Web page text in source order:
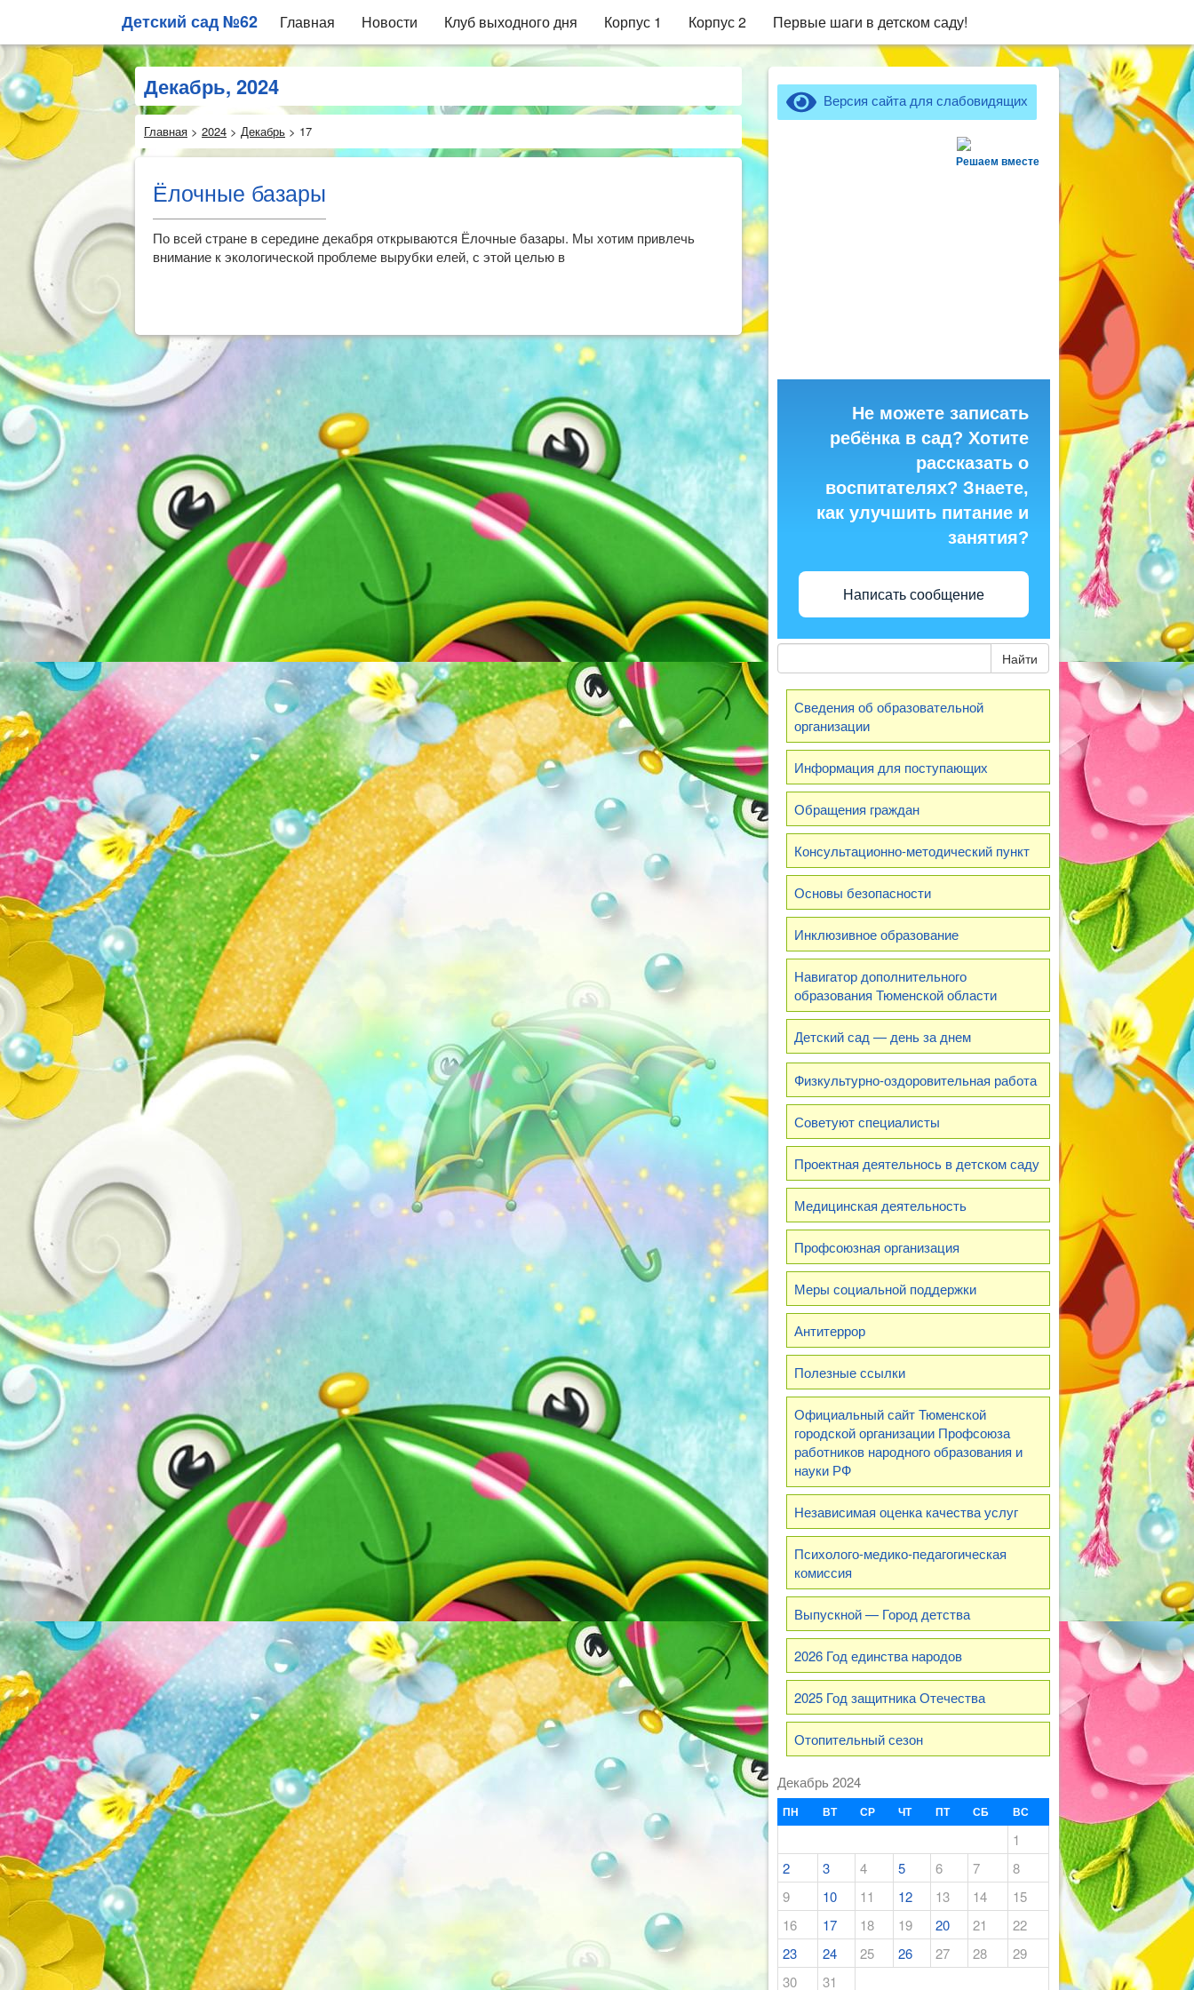
Детский сад №62 Главная Новости Клуб выходного дня Корпус 1 Корпус 2 Первые шаги в детском саду!
Декабрь, 2024
Главная > 2024 > Декабрь > 17
Ёлочные базары
По всей стране в середине декабря открываются Ёлочные базары. Мы хотим привлечь
внимание к экологической проблеме вырубки елей, с этой целью в
Версия сайта для слабовидящих
Решаем вместе
Не можете записать
ребёнка в сад? Хотите
рассказать о
воспитателях? Знаете,
как улучшить питание и
занятия?
Написать сообщение
Найти
Сведения об образовательной
организации
Информация для поступающих
Обращения граждан
Консультационно-методический пункт
Основы безопасности
Инклюзивное образование
Навигатор дополнительного
образования Тюменской области
Детский сад — день за днем
Физкультурно-оздоровительная работа
Советуют специалисты
Проектная деятельнось в детском саду
Медицинская деятельность
Профсоюзная организация
Меры социальной поддержки
Антитеррор
Полезные ссылки
Официальный сайт Тюменской
городской организации Профсоюза
работников народного образования и
науки РФ
Независимая оценка качества услуг
Психолого-медико-педагогическая
комиссия
Выпускной — Город детства
2026 Год единства народов
2025 Год защитника Отечества
Отопительный сезон
Декабрь 2024
ПН ВТ СР ЧТ ПТ СБ ВС
1
2
3 4 5 6 7
8
9
10 11 12 13 14
15
16
17 18 19 20 21
22
23
24 25 26 27 28
29
30
31